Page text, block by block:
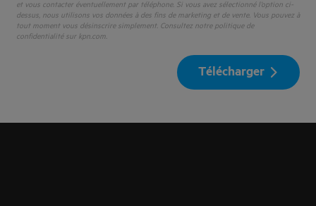
et vous contacter éventuellement par téléphone. Si vous avez sélectionné l’option ci-
dessus, nous utilisons vos données à des fins de marketing et de vente. Vous pouvez à
tout moment vous désinscrire simplement. Consultez notre politique de
confidentialité sur kpn.com.
Télécharger